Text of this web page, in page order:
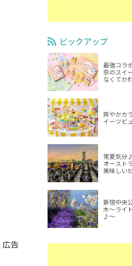
告
ピックアップ
最強コラ
奈のスイ
なくてか
爽やかカ
イーツビ
常夏気分
オースト
美味しい
新宿中央
木～ライ
♪～